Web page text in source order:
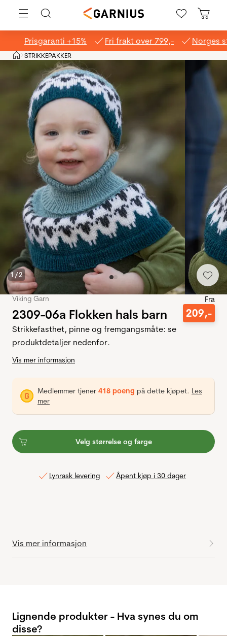
Prisgaranti +15% Fri frakt over 799,- Norges
Hjem
>STRIKKEPAKKER
1 /2
Viking Garn
2309-06a Flokken hals barn
Fra
209,-
Strikkefasthet, pinne og fremgangsmåte: se
produktdetaljer nedenfor.
Vis mer informasjon
Medlemmer tjener 418 poeng på dette kjøpet. Les
mer
Velg størrelse og farge
Lynrask levering Åpent kjøp i 30 dager
Vis mer informasjon
Lignende produkter - Hva synes du om
disse?